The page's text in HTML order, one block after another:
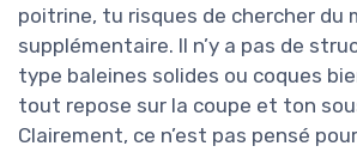
poitrine, tu risques de chercher du
supplémentaire. Il n’y a pas de
type baleines solides ou coques
tout repose sur la coupe et ton
Clairement, ce n’est pas pensé